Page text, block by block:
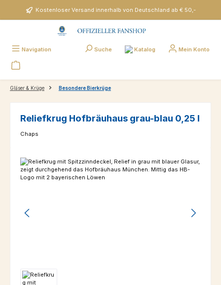
Zum Hauptinhalt springenKostenloser Versand innerhalb von Deutschland ab € 50,-
Navigation Suche Katalog Mein Konto
Gläser & Krüge Besondere Bierkrüge
Reliefkrug Hofbräuhaus grau-blau 0,25 l
Chaps
Bildergalerie überspringen